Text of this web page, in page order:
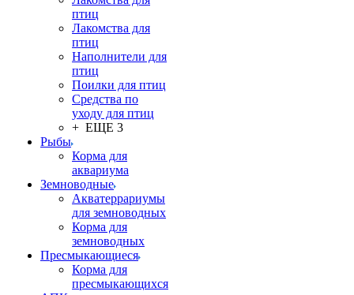
птиц
Лакомства для
птиц
Наполнители для
птиц
Поилки для птиц
Средства по
уходу для птиц
+ ЕЩЕ 3
Рыбы
Корма для
аквариума
Земноводные
Акватеррариумы
для земноводных
Корма для
земноводных
Пресмыкающиеся
Корма для
пресмыкающихся